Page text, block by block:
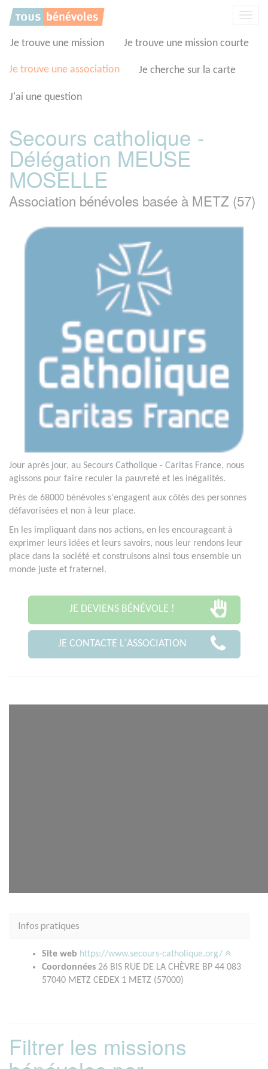
Je trouve une mission Je trouve une mission courte
Je trouve une association Je cherche sur la carte
J'ai une question
Secours catholique -
Délégation MEUSE
MOSELLE
Association bénévoles basée à METZ (57)
Jour après jour, au Secours Catholique - Caritas France, nous
agissons pour faire reculer la pauvreté et les inégalités.
Près de 68000 bénévoles s'engagent aux côtés des personnes
défavorisées et non à leur place.
En les impliquant dans nos actions, en les encourageant à
exprimer leurs idées et leurs savoirs, nous leur rendons leur
place dans la société et construisons ainsi tous ensemble un
monde juste et fraternel.
JE DEVIENS BÉNÉVOLE !
JE CONTACTE L'ASSOCIATION
Infos pratiques
Site web https://www.secours-catholique.org/
Coordonnées 26 BIS RUE DE LA CHÈVRE BP 44 083
57040 METZ CEDEX 1 METZ (57000)
Filtrer les missions
Panneau de gestion des cookies